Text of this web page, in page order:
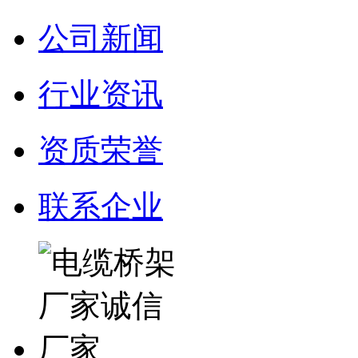
公司新闻
行业资讯
资质荣誉
联系企业